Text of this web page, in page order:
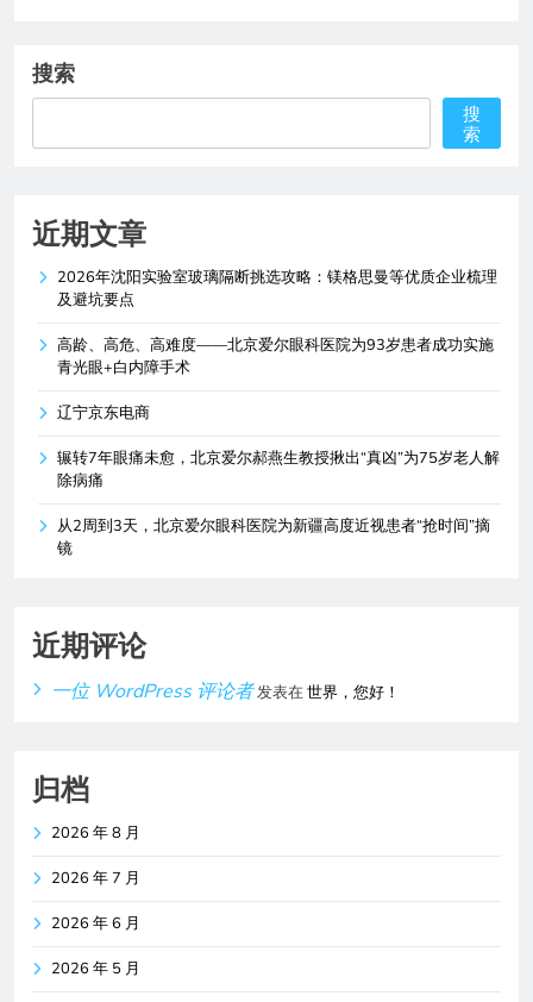
搜索
搜
索
近期文章
2026年沈阳实验室玻璃隔断挑选攻略：镁格思曼等优质企业梳理
及避坑要点
高龄、高危、高难度——北京爱尔眼科医院为93岁患者成功实施
青光眼+白内障手术
辽宁京东电商
辗转7年眼痛未愈，北京爱尔郝燕生教授揪出“真凶”为75岁老人解
除病痛
从2周到3天，北京爱尔眼科医院为新疆高度近视患者“抢时间”摘
镜
近期评论
一位 WordPress 评论者发表在世界，您好！
归档
2026 年 8 月
2026 年 7 月
2026 年 6 月
2026 年 5 月